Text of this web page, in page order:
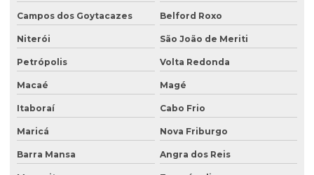
Análise de sólidos em efluentes
Análise de solo amostragem
Análise de solo completa
Análise de solo para construção
Análise de solo contaminado
Análise de solo física
Análise de solo fósforo
Campos dos Goytacazes Belford Roxo
Niterói São João de Meriti
Petrópolis Volta Redonda
Macaé Magé
Itaboraí Cabo Frio
Maricá Nova Friburgo
Barra Mansa Angra dos Reis